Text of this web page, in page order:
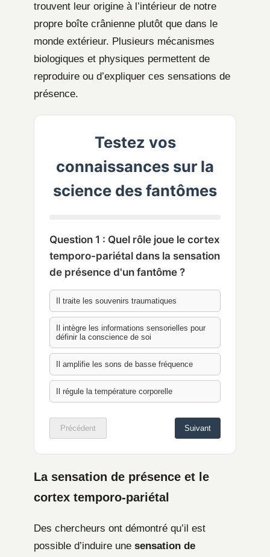
trouvent leur origine à l’intérieur de notre
propre boîte crânienne plutôt que dans le
monde extérieur. Plusieurs mécanismes
biologiques et physiques permettent de
reproduire ou d’expliquer ces sensations de
présence.
Testez vos
connaissances sur la
science des fantômes
Question 1 : Quel rôle joue le cortex
temporo-pariétal dans la sensation
de présence d'un fantôme ?
Il traite les souvenirs traumatiques
Il intègre les informations sensorielles pour
définir la conscience de soi
Il amplifie les sons de basse fréquence
Il régule la température corporelle
Précédent Suivant
La sensation de présence et le
cortex temporo-pariétal
Des chercheurs ont démontré qu’il est
possible d’induire une sensation de